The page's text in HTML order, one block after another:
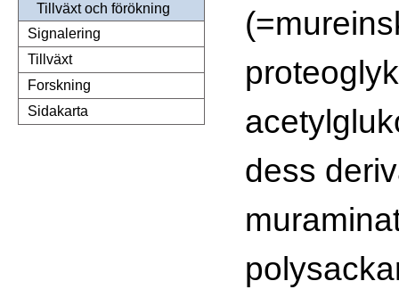
Tillväxt och förökning
Signalering
Tillväxt
Forskning
Sidakarta
dess